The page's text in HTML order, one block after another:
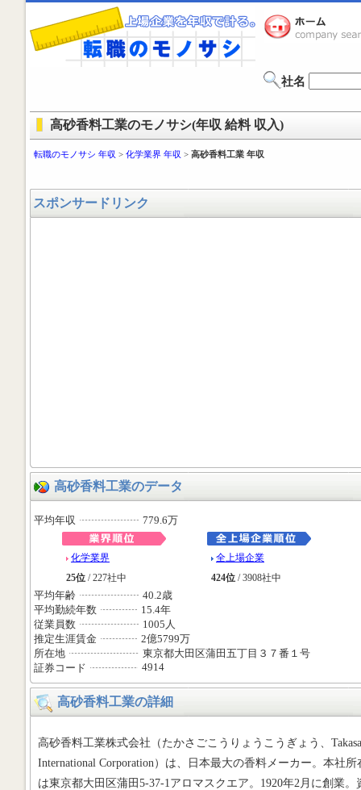
社名
高砂香料工業のモノサシ(年収 給料 収入)
転職のモノサシ 年収 > 化学業界 年収 > 高砂香料工業 年収
スポンサードリンク
高砂香料工業のデータ
平均年収 779.6万
化学業界
25位 / 227社中
全上場企業
424位 / 3908社中
平均年齢
40.2歳
平均勤続年数
15.4年
従業員数
1005人
推定生涯賃金
2億5799万
所在地
東京都大田区蒲田五丁目３７番１号
証券コード
4914
高砂香料工業の詳細
高砂香料工業株式会社（たかさごこうりょうこうぎょう、
International Corporation）は、日本最大の香料メーカー。本社所
は東京都大田区蒲田5-37-1アロマスクエア。1920年2月に創業。